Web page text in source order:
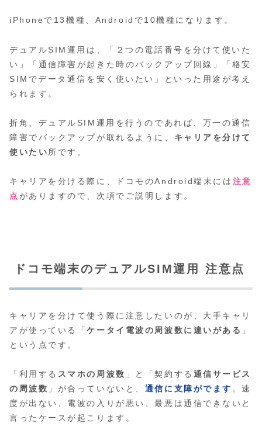
iPhoneで13機種、Androidで10機種になります。
デュアルSIM運用は、「２つの電話番号を分けて使いた
い」「通信障害が起きた時のバックアップ回線」「格安
SIMでデータ通信を安く使いたい」といった用途が考え
られます。
折角、デュアルSIM運用を行うのであれば、万一の通信
障害でバックアップが取れるように、 キャリアを分けて
使いたい所です。
キャリアを分ける際に、ドコモのAndroid端末には 注意
点 がありますので、次項でご説明します。
ドコモ端末のデュアルSIM運用 注意点
キャリアを分けて使う際に注意したいのが、大手キャリ
アが使っている「ケータイ電波の周波数に違いがある 」
という点です。
「利用する スマホの周波数 」と「契約する 通信サービス
の周波数 」が合っていないと、 通信に支障がでます 。速
度が出ない、電波の入りが悪い、最悪は通信できないと
言ったケースが起こります。